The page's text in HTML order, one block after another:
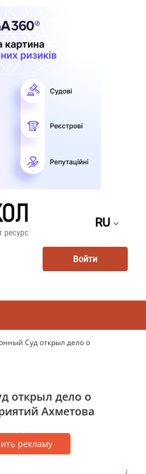
RU
Войти
Суд открыл дело о
открыл дело о
Ахметова
рекламу